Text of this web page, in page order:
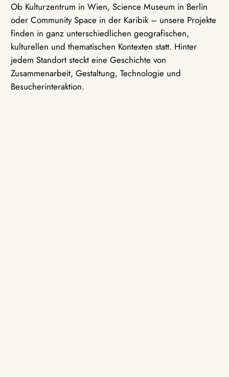
Ob Kulturzentrum in Wien, Science Museum in Berlin
oder Community Space in der Karibik – unsere Projekte
finden in ganz unterschiedlichen geografischen,
kulturellen und thematischen Kontexten statt. Hinter
jedem Standort steckt eine Geschichte von
Zusammenarbeit, Gestaltung, Technologie und
Besucherinteraktion.